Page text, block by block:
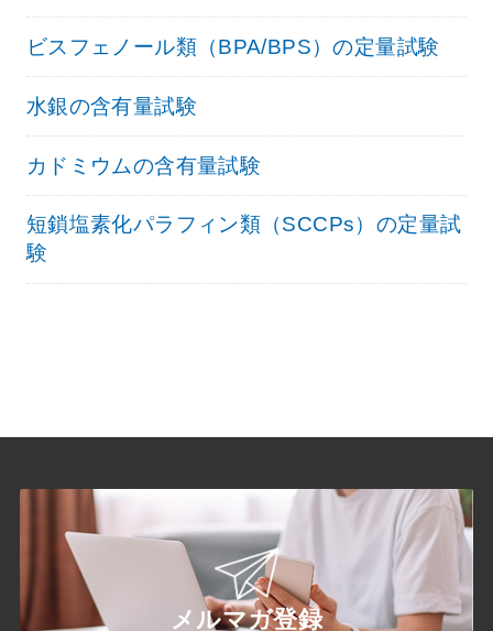
ビスフェノール類（BPA/BPS）の定量試験
水銀の含有量試験
カドミウムの含有量試験
短鎖塩素化パラフィン類（SCCPs）の定量試
験
メルマガ登録